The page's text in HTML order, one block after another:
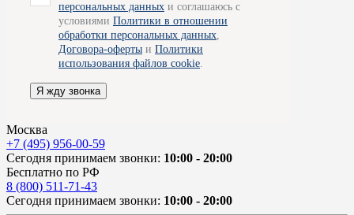
персональных данных и соглашаюсь с
условиями Политики в отношении
обработки персональных данных,
Договора-оферты и Политики
использования файлов cookie.
Я жду звонка
Москва
+7 (495) 956-00-59
Сегодня принимаем звонки: 10:00 - 20:00
Бесплатно по РФ
8 (800) 511-71-43
Сегодня принимаем звонки: 10:00 - 20:00